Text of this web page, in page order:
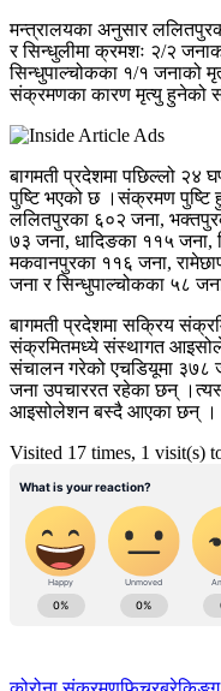
मन्त्रालयका अनुसार
र सिन्धुलीमा क्रमशः २/२
सिन्धुपाल्चोकका १/१ जनाको
संक्रमणका कारण मृत्यु हुनेको
बागमती प्रदेशमा पछिल्लो २४
पुष्टि भएको छ ।संक्रमण पुष्टि
ललितपुरका ६०२ जना,
७३ जना, धादिङका ११५ जना,
मकवानपुरका ११६ जना,
जना र सिन्धुपाल्चोकका ५८
बागमती प्रदेशमा सक्रिय
संक्रमितमध्ये संस्थागत
संचालन गरेको एचडियूमा ३७८
जना उपचाररत रहेका छन्
आइसोलेशन बस्दै आएका छन् ।
Visited 17 times, 1 visit(s)